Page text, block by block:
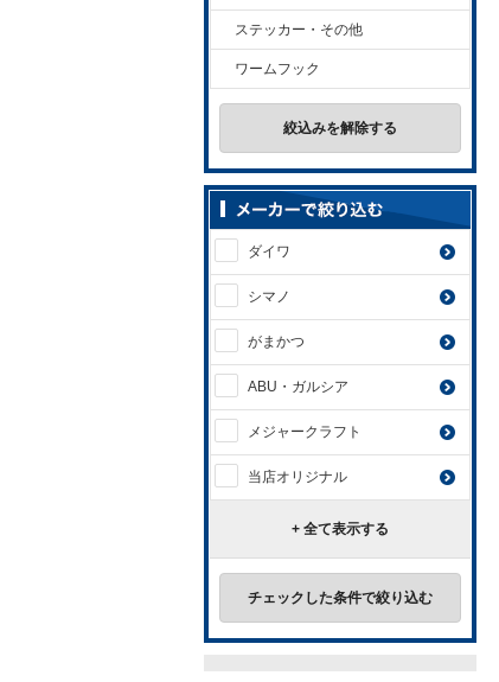
ステッカー・その他
ワームフック
絞込みを解除する
ダイワ
シマノ
がまかつ
ABU・ガルシア
メジャークラフト
当店オリジナル
+ 全て表示する
チェックした条件で絞り込む